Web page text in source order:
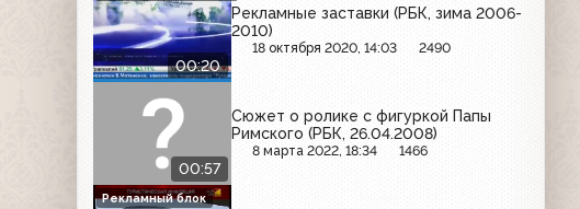
00:20
Рекламные заставки (РБК, зима 2006-
2010)
18 октября 2020, 14:03 2490
00:57
Сюжет о ролике с фигуркой Папы
Римского (РБК, 26.04.2008)
8 марта 2022, 18:34 1466
Рекламный блок